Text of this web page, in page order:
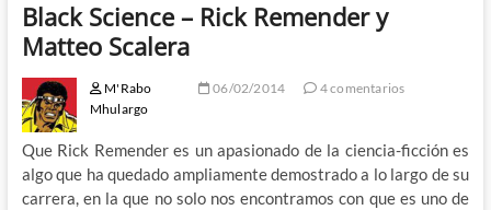
Black Science – Rick Remender y
Matteo Scalera
M'Rabo
Mhulargo
06/02/2014 4 comentarios
Que Rick Remender es un apasionado de la ciencia-ficción es
algo que ha quedado ampliamente demostrado a lo largo de su
carrera, en la que no solo nos encontramos con que es uno de